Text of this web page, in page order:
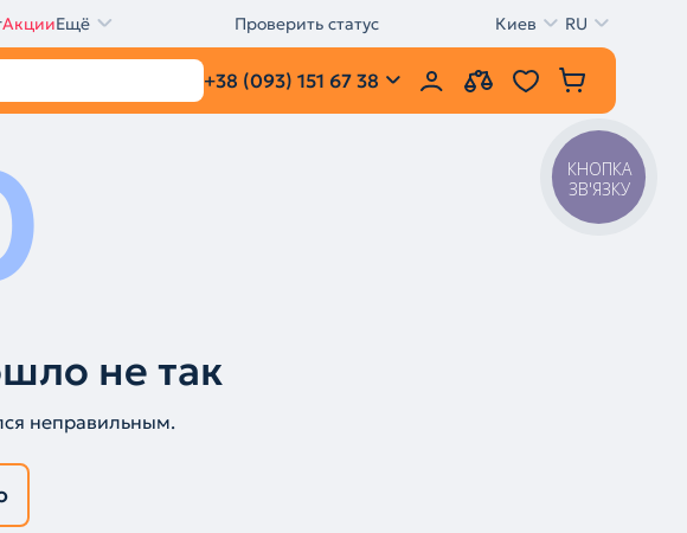
АкцииЕщё Проверить статус Киев RU
+38 (093) 151 67 38
не так
неправильным.
КНОПКА
ЗВ'ЯЗКУ